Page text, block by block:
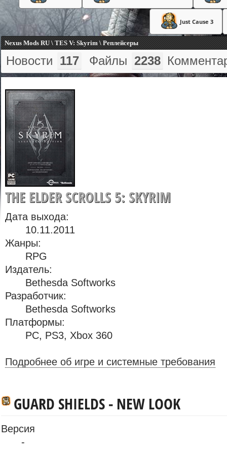
Just Cause 3
Nexus Mods RU \ TES V: Skyrim \ Реплейсеры
Новости 117 Файлы 2238
THE ELDER SCROLLS 5: SKYRIM
Дата выхода:
10.11.2011
Жанры:
RPG
Издатель:
Bethesda Softworks
Разработчик:
Bethesda Softworks
Платформы:
PC, PS3, Xbox 360
Подробнее об игре и системные требования
GUARD SHIELDS - NEW LOOK
Версия
-